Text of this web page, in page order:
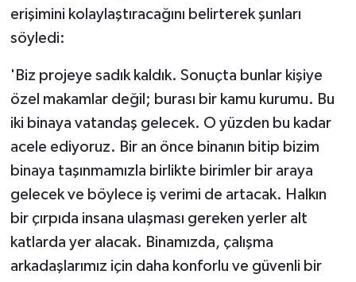
erişimini kolaylaştıracağını belirterek şunları
söyledi:
'Biz projeye sadık kaldık. Sonuçta bunlar kişiye
özel makamlar değil; burası bir kamu kurumu. Bu
iki binaya vatandaş gelecek. O yüzden bu kadar
acele ediyoruz. Bir an önce binanın bitip bizim
binaya taşınmamızla birlikte birimler bir araya
gelecek ve böylece iş verimi de artacak. Halkın
bir çırpıda insana ulaşması gereken yerler alt
katlarda yer alacak. Binamızda, çalışma
arkadaşlarımız için daha konforlu ve güvenli bir